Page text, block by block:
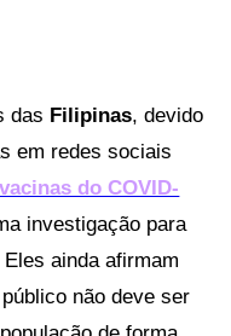
das Filipinas, devido
em redes sociais
do COVID-
investigação para
ainda afirmam
não deve ser